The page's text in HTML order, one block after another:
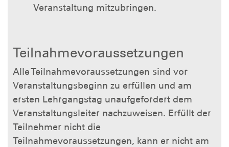
Veranstaltung mitzubringen.
Teilnahmevoraussetzungen
Alle Teilnahmevoraussetzungen sind vor
Veranstaltungsbeginn zu erfüllen und am
ersten Lehrgangstag unaufgefordert dem
Veranstaltungsleiter nachzuweisen. Erfüllt der
Teilnehmer nicht die
Teilnahmevoraussetzungen, kann er nicht am